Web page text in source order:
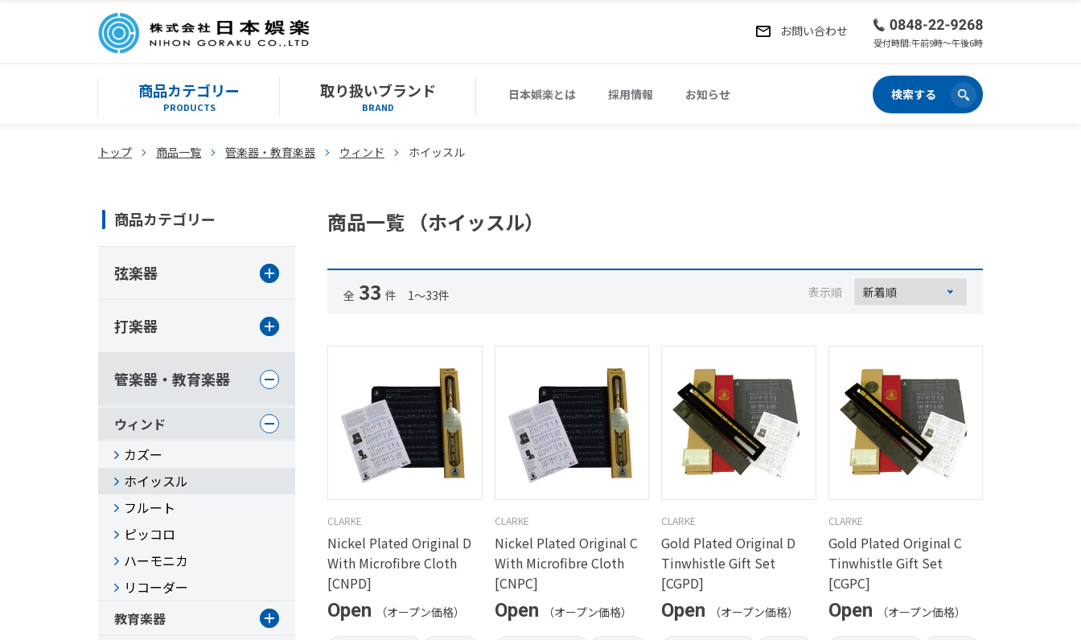
お問い合わせ
受付時間:午前9時〜午後6時
商品カテゴリー
PRODUCTS
取り扱いブランド
BRAND
日本娯楽とは 採用情報 お知らせ 検索する
トップ 商品一覧 管楽器・教育楽器 ウィンド ホイッスル
商品一覧 （ホイッスル）
全 33 件 1～33件 表示順
CLARKE
Nickel Plated Original D
With Microfibre Cloth
[CNPD]
Open （オープン価格）
CLARKE
Nickel Plated Original C
With Microfibre Cloth
[CNPC]
Open （オープン価格）
CLARKE
Gold Plated Original D
Tinwhistle Gift Set
[CGPD]
Open （オープン価格）
CLARKE
Gold Plated Original C
Tinwhistle Gift Set
[CGPC]
Open （オープン価格）
商品カテゴリー
弦楽器
打楽器
管楽器・教育楽器
ウィンド
カズー
ホイッスル
フルート
ピッコロ
ハーモニカ
リコーダー
教育楽器